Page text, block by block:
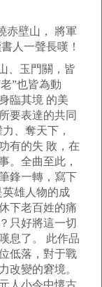
赤壁山， 將軍
人一聲長嘆！
、玉門關，皆
”也皆為動
臨其境 的美
要表達的共同
、奪天下，
有的失 敗，在
。全曲至此，
鋒一轉，寫下
雄人物的成
下老百姓的痛
只好將這一切
息了。 此作品
低落，對于戰
改變的窘境。
人小令中懷古